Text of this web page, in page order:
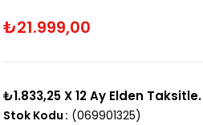
₺21.999,00
₺1.833,25 X 12 Ay Elden Taksitle.
(069901325)
Stok Kodu